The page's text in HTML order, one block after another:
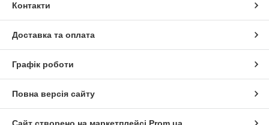
Контакти
Доставка та оплата
Графік роботи
Повна версія сайту